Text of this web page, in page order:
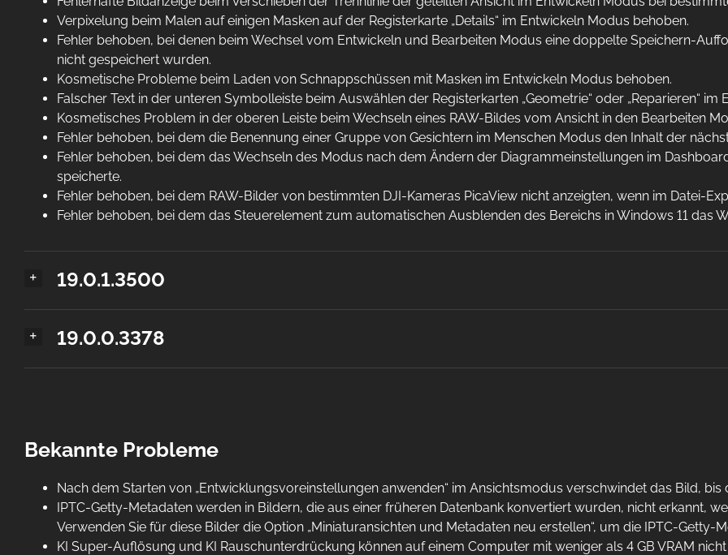
Verpixelung beim Malen auf einigen Masken auf der Registerkarte „Details“ im Entwickeln Modus behoben.
Fehler behoben, bei denen beim Wechsel vom Entwickeln und Bearbeiten Modus eine doppelte Speichern-
nicht gespeichert wurden.
Kosmetische Probleme beim Laden von Schnappschüssen mit Masken im Entwickeln Modus behoben.
Falscher Text in der unteren Symbolleiste beim Auswählen der Registerkarten „Geometrie“ oder „Reparieren“
Kosmetisches Problem in der oberen Leiste beim Wechseln eines RAW-Bildes vom Ansicht in den Bearbeiten
Fehler behoben, bei dem die Benennung einer Gruppe von Gesichtern im Menschen Modus den Inhalt der
Fehler behoben, bei dem das Wechseln des Modus nach dem Ändern der Diagrammeinstellungen im
speicherte.
Fehler behoben, bei dem RAW-Bilder von bestimmten DJI-Kameras PicaView nicht anzeigten, wenn im Datei-
Fehler behoben, bei dem das Steuerelement zum automatischen Ausblenden des Bereichs in Windows 11 das
19.0.1.3500
19.0.0.3378
Bekannte Probleme
Nach dem Starten von „Entwicklungsvoreinstellungen anwenden“ im Ansichtsmodus verschwindet das Bild,
IPTC-Getty-Metadaten werden in Bildern, die aus einer früheren Datenbank konvertiert wurden, nicht erkannt,
Verwenden Sie für diese Bilder die Option „Miniaturansichten und Metadaten neu erstellen“, um die IPTC-Getty-
KI Super-Auflösung und KI Rauschunterdrückung können auf einem Computer mit weniger als 4 GB VRAM